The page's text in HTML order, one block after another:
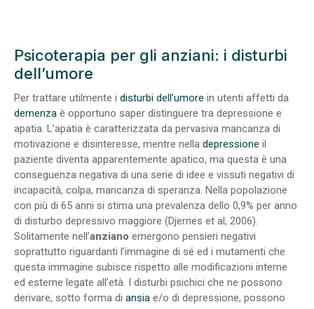
Psicoterapia per gli anziani: i disturbi
dell’umore
Per trattare utilmente i disturbi dell’umore in utenti affetti da
demenza è opportuno saper distinguere tra depressione e
apatia. L’apatia è caratterizzata da pervasiva mancanza di
motivazione e disinteresse, mentre nella depressione il
paziente diventa apparentemente apatico, ma questa è una
conseguenza negativa di una serie di idee e vissuti negativi di
incapacità, colpa, mancanza di speranza. Nella popolazione
con più di 65 anni si stima una prevalenza dello 0,9% per anno
di disturbo depressivo maggiore (Djernes et al, 2006).
Solitamente nell’anziano emergono pensieri negativi
soprattutto riguardanti l’immagine di sé ed i mutamenti che
questa immagine subisce rispetto alle modificazioni interne
ed esterne legate all’età. I disturbi psichici che ne possono
derivare, sotto forma di ansia e/o di depressione, possono